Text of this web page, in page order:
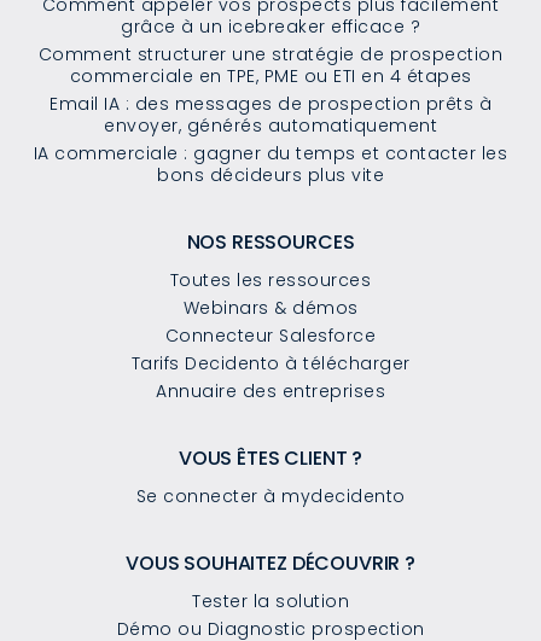
grâce à un icebreaker efficace ?
Comment structurer une stratégie de prospection
commerciale en TPE, PME ou ETI en 4 étapes
Email IA : des messages de prospection prêts à
envoyer, générés automatiquement
IA commerciale : gagner du temps et contacter les
bons décideurs plus vite
NOS RESSOURCES
Toutes les ressources
Webinars & démos
Connecteur Salesforce
Tarifs Decidento à télécharger
Annuaire des entreprises
VOUS ÊTES CLIENT ?
Se connecter à mydecidento
VOUS SOUHAITEZ DÉCOUVRIR ?
Tester la solution
Démo ou Diagnostic prospection